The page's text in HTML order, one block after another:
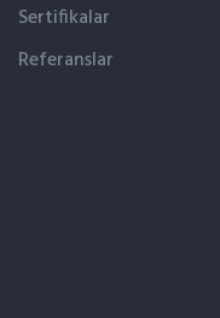
Sertifikalar
Referanslar